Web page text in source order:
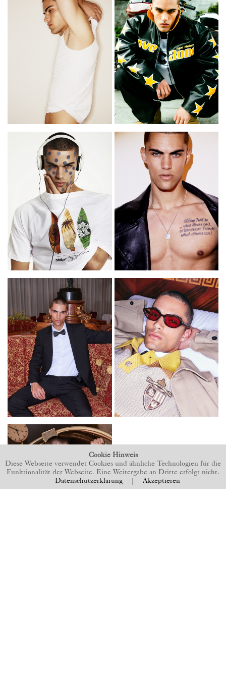
Cookie Hinweis
Diese Webseite verwendet Cookies und ähnliche Technologien für die
Funktionalität der Webseite. Eine Weitergabe an Dritte erfolgt nicht.
Datenschutzerklärung Akzeptieren